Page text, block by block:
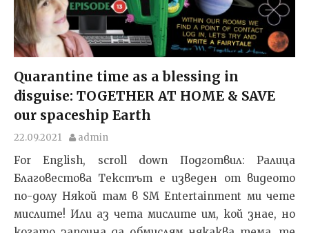
Quarantine time as a blessing in
disguise: TOGETHER AT HOME & SAVE
our spaceship Earth
22.09.2021 admin
For English, scroll down Подготвил: Ралица
Благовестова Текстът e изведен от видеото
по-долу Някой там в SM Entertainment ми чете
мислите! Или аз чета мислите им, кой знае, но